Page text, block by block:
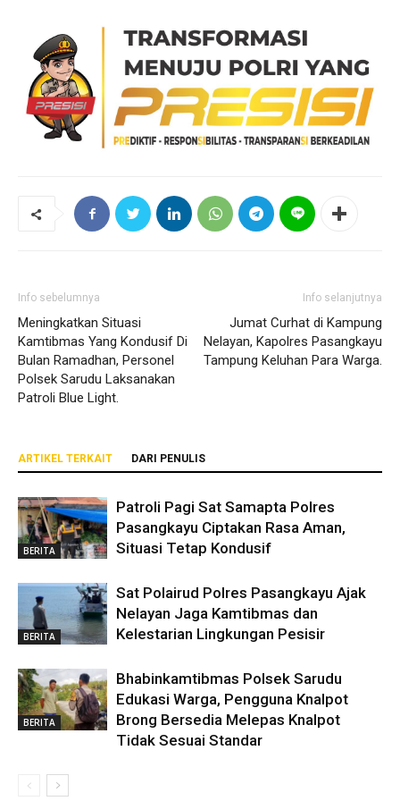
Info sebelumnya
Meningkatkan Situasi
Kamtibmas Yang Kondusif Di
Bulan Ramadhan, Personel
Polsek Sarudu Laksanakan
Patroli Blue Light.
Info selanjutnya
Jumat Curhat di Kampung
Nelayan, Kapolres Pasangkayu
Tampung Keluhan Para Warga.
ARTIKEL TERKAIT DARI PENULIS
BERITA
Patroli Pagi Sat Samapta Polres
Pasangkayu Ciptakan Rasa Aman,
Situasi Tetap Kondusif
BERITA
Sat Polairud Polres Pasangkayu Ajak
Nelayan Jaga Kamtibmas dan
Kelestarian Lingkungan Pesisir
BERITA
Bhabinkamtibmas Polsek Sarudu
Edukasi Warga, Pengguna Knalpot
Brong Bersedia Melepas Knalpot
Tidak Sesuai Standar